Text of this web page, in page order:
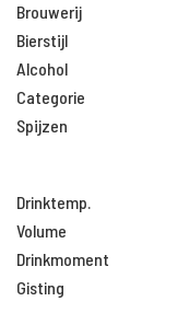
Brouwerij
Bierstijl
Alcohol
Categorie
Spijzen
Drinktemp.
Volume
Drinkmoment
Gisting